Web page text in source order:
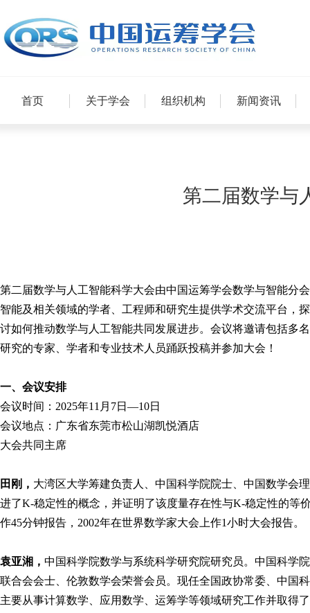
首页 关于学会 组织机构 新闻资讯
第二届数学与
第二届数学与人工智能科学大会由中国运筹学会数学与智能分
智能及相关领域的学者、工程师和研究生提供学术交流平台，
讨如何推动数学与人工智能共同发展进步。会议将邀请包括多
研究的专家、学者和专业技术人员踊跃投稿并参加大会！
一、会议安排
会议时间：2025年11月7日—10日
会议地点：广东省东莞市松山湖凯悦酒店
大会共同主席
田刚， 大湾区大学筹建负责人、中国科学院院士、中国数学会
进了K-稳定性的概念，并证明了该度量存在性与K-稳定性的等
作45分钟报告，2002年在世界数学家大会上作1小时大会报告。
袁亚湘， 中国科学院数学与系统科学研究院研究员。中国科学
联合会会士、伦敦数学会荣誉会员。现任全国政协常委、中国
主要从事计算数学、应用数学、运筹学等领域研究工作并取得